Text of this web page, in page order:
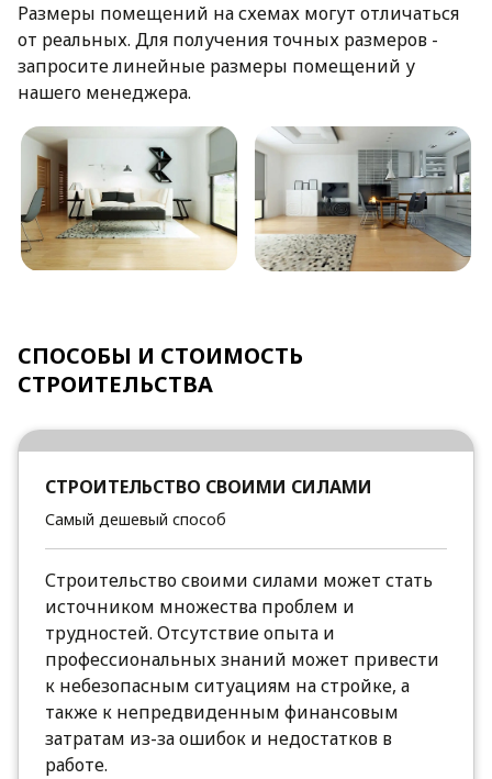
Размеры помещений на схемах могут отличаться
от реальных. Для получения точных размеров -
запросите линейные размеры помещений у
нашего менеджера.
СПОСОБЫ И СТОИМОСТЬ
СТРОИТЕЛЬСТВА
СТРОИТЕЛЬСТВО СВОИМИ СИЛАМИ
Самый дешевый способ
Строительство своими силами может стать
источником множества проблем и
трудностей. Отсутствие опыта и
профессиональных знаний может привести
к небезопасным ситуациям на стройке, а
также к непредвиденным финансовым
затратам из-за ошибок и недостатков в
работе.